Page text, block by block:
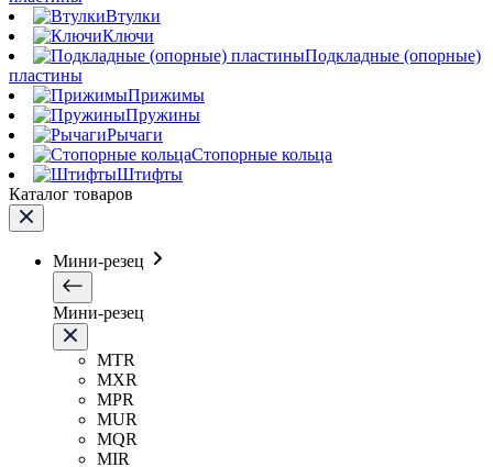
Втулки
Ключи
Подкладные (опорные)
пластины
Прижимы
Пружины
Рычаги
Стопорные кольца
Штифты
Каталог товаров
Мини-резец
Мини-резец
MTR
MXR
MPR
MUR
MQR
MIR